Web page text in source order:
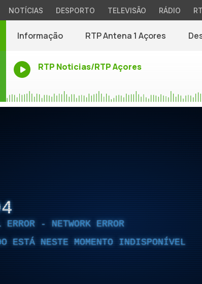
NOTÍCIAS DESPORTO TELEVISÃO RÁDIO
Informação RTP Antena 1 Açores
RTP Noticias/RTP Açores
- NETWORK ERROR
ESTÁ NESTE MOMENTO INDISPONÍVEL